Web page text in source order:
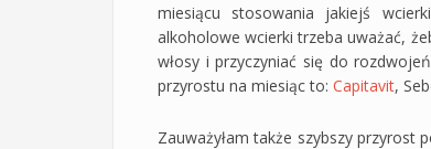
miesiącu stosowania jakiejś
alkoholowe wcierki trzeba uważać,
włosy i przyczyniać się do
przyrostu na miesiąc to: Capitavit,
Zauważyłam także szybszy przyrost